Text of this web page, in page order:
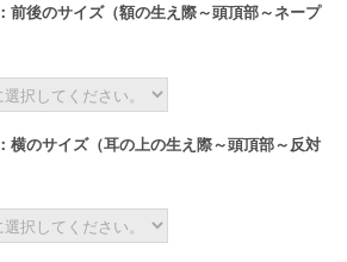
後のサイズ（額の生え際～頭頂部～ネープ
のサイズ（耳の上の生え際～頭頂部～反対